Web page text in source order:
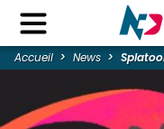
Accueil News